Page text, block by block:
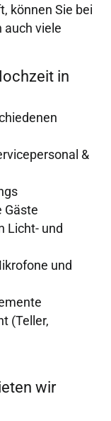
können Sie bei
auch viele
in
&
Gäste
Licht- und
und
(Teller,
wir